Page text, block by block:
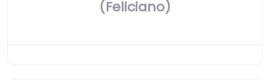
(Feliciano)